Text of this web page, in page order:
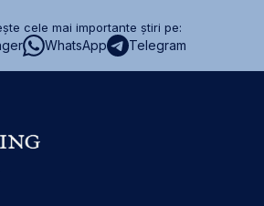
cele mai importante știri pe:
WhatsApp Telegram